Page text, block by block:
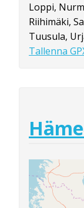
Loppi,
Riihimäki,
Tuusula,
Tallenna